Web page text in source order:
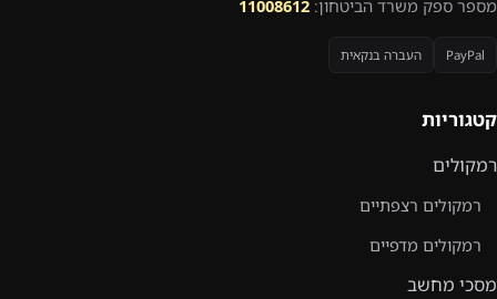
מספר ספק משרד הביטחון: 11008612
PayPal העברה בנקאית
קטגוריות
רמקולים
רמקולים רצפתיים
רמקולים מדפיים
מסכי מחשב